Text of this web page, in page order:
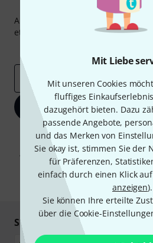
Mit Liebe
Mit unseren Cookies
fluffiges
dazugehört bieten. Dazu
passende Angebote,
und das Merken von
Sie okay ist, stimmen Sie der
für Präferenzen,
einfach durch einen Klick auf
anzeigen).
Sie können Ihre erteilte
über die Cookie-
Thomann
Abonniere den Thomann
etwas Glück einen von50
E-Mail-Adresse
Jetzt
Mit Klick auf „Jetzt anmelden“
Werbung und einer Messung des E-
Abmeldung ist jederzeit möglich.
unseren
* Pflichtfeld
Sicher einkaufen & bezahlen